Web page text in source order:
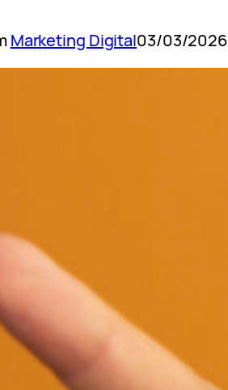
Marketing Digital03/03/2026